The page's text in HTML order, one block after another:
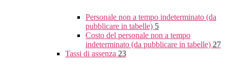
Personale non a tempo indeterminato (da
pubblicare in tabelle) 5
Costo del personale non a tempo
indeterminato (da pubblicare in tabelle) 27
Tassi di assenza 23